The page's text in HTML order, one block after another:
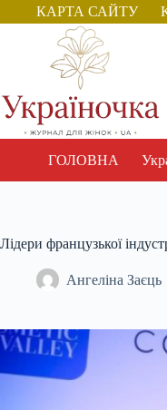
Перейти
до
КАРТА САЙТУ
ГОЛОВНА
Лідери французької
Ангеліна Заєць